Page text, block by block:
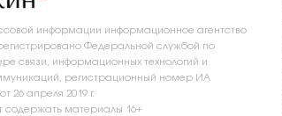
информации информационное агентство
Федеральной службой по
связи, информационных технологий и
регистрационный номер ИА
26 апреля 2019 г.
содержать материалы 16+